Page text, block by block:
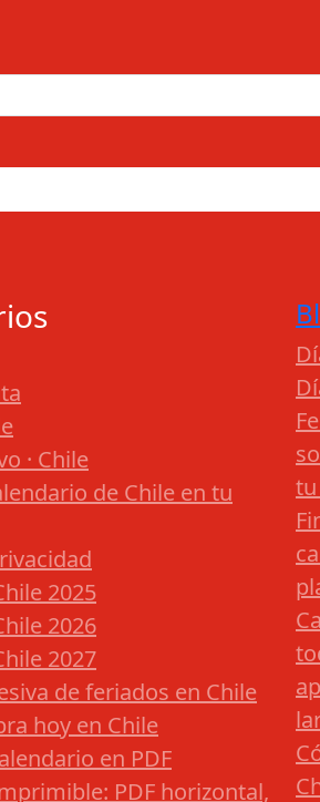
· Chile
de Chile en tu
2025
2026
2027
de feriados en Chile
hoy en Chile
en PDF
PDF horizontal,